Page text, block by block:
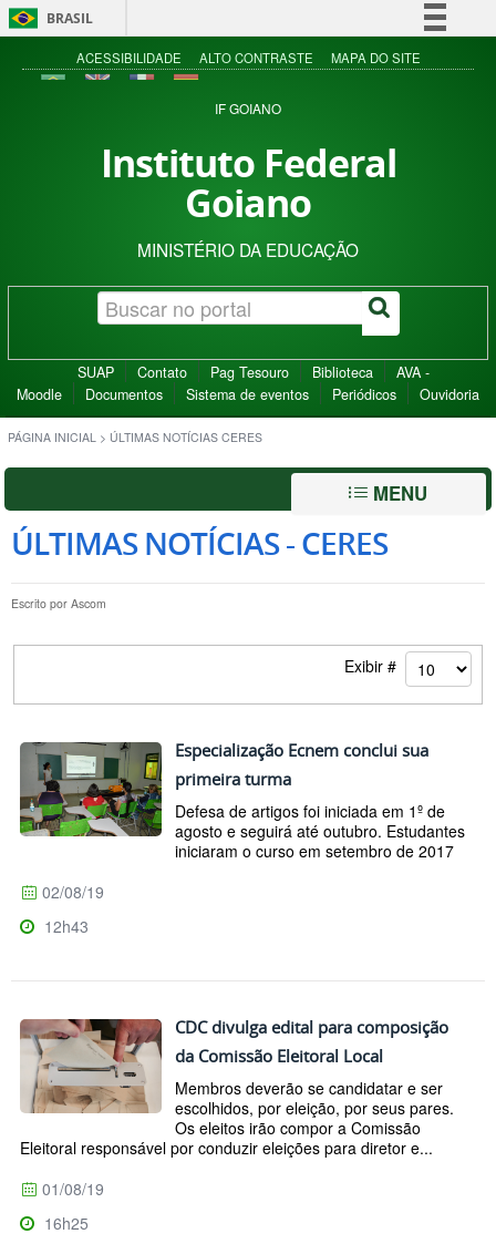
BRASIL
Simplifique!
Acesso à informação
ACESSIBILIDADE ALTO CONTRASTE MAPA DO SITE
IF GOIANO
Instituto Federal
Goiano
MINISTÉRIO DA EDUCAÇÃO
SUAP Contato Pag Tesouro Biblioteca
AVA -
Moodle
Documentos Sistema de eventos Periódicos Ouvidoria
PÁGINA INICIAL > ÚLTIMAS NOTÍCIAS CERES
MENU
ÚLTIMAS NOTÍCIAS - CERES
Escrito por Ascom
Exibir #
Especialização Ecnem conclui sua
primeira turma
Defesa de artigos foi iniciada em 1º de
agosto e seguirá até outubro. Estudantes
iniciaram o curso em setembro de 2017
02/08/19
12h43
CDC divulga edital para composição
da Comissão Eleitoral Local
Membros deverão se candidatar e ser
escolhidos, por eleição, por seus pares.
Os eleitos irão compor a Comissão
Eleitoral responsável por conduzir eleições para diretor e...
01/08/19
16h25